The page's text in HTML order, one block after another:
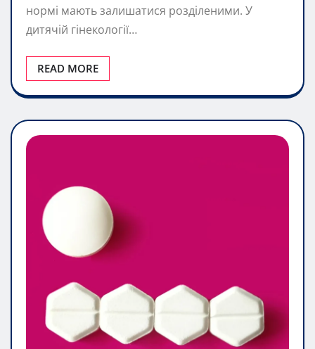
нормі мають залишатися розділеними. У
дитячій гінекології…
READ MORE